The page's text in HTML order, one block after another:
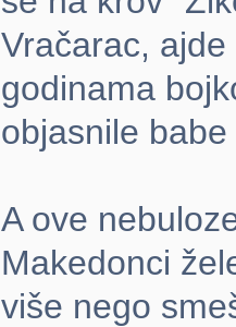
Vračarac,
godinama
objasnile
A ove
Makedonci
više nego